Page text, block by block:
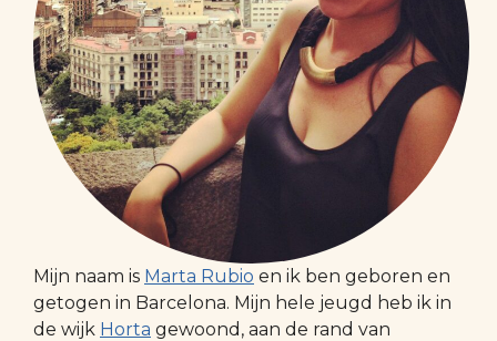
Mijn naam is Marta Rubio en ik ben geboren en
getogen in Barcelona. Mijn hele jeugd heb ik in
de wijk Horta gewoond, aan de rand van